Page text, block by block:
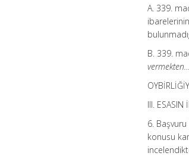
A. 339.
B. 339.
vermekten…
III. ESASIN
6.
konusu